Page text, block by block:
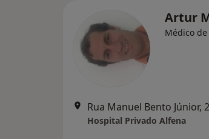
Artur
Médico
Rua Manuel Bento Júnior,
Hospital Privado Alfena